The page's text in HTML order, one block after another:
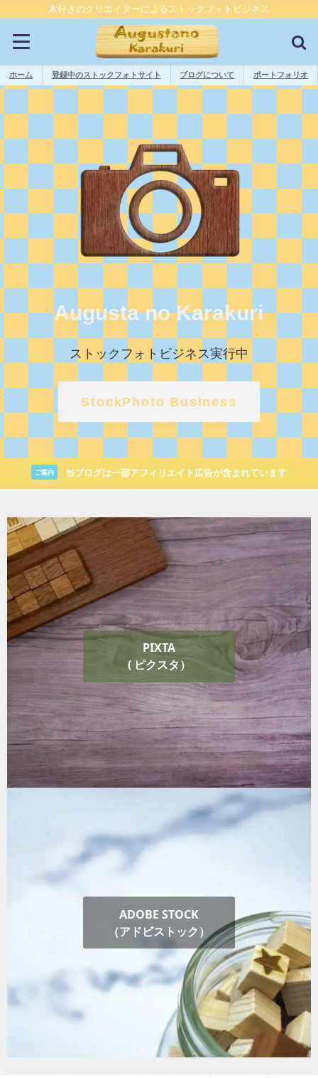
木好きのクリエイターによるストックフォトビジネス
ホーム 登録中のストックフォトサイト ブログについて ポートフォリオ
Augusta no Karakuri
ストックフォトビジネス実行中
StockPhoto Business
ご案内 当ブログは一部アフィリエイト広告が含まれています
PIXTA
( ピクスタ）
ADOBE STOCK
（アドビストック）